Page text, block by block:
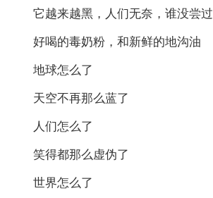
它越来越黑，人们无奈，谁没尝过
好喝的毒奶粉，和新鲜的地沟油
地球怎么了
天空不再那么蓝了
人们怎么了
笑得都那么虚伪了
世界怎么了